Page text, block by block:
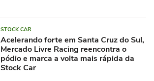
STOCK CAR
Acelerando forte em Santa Cruz do Sul,
Mercado Livre Racing reencontra o
pódio e marca a volta mais rápida da
Stock Car